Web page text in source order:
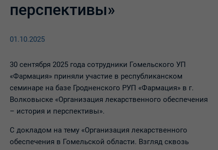
перспективы»
01.10.2025
30 сентября 2025 года сотрудники Гомельского УП
«Фармация» приняли участие в республиканском
семинаре на базе Гродненского РУП «Фармация» в г.
Волковыске «Организация лекарственного обеспечения
– история и перспективы».
С докладом на тему «Организация лекарственного
обеспечения в Гомельской области. Взгляд сквозь